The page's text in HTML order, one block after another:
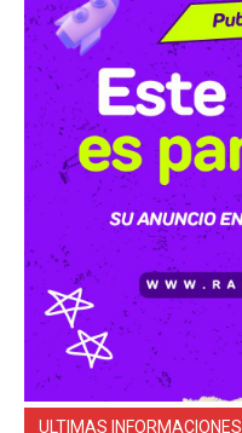
ULTIMAS INFORMACIONES